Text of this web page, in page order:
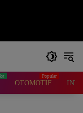
OTOMOTIF